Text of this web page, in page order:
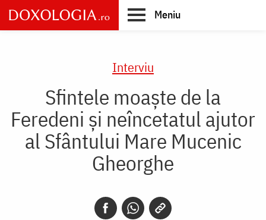
Skip
to
main
Meniu
Interviu
Sfintele moaște de la
Feredeni și neîncetatul ajutor
al Sfântului Mare Mucenic
Gheorghe